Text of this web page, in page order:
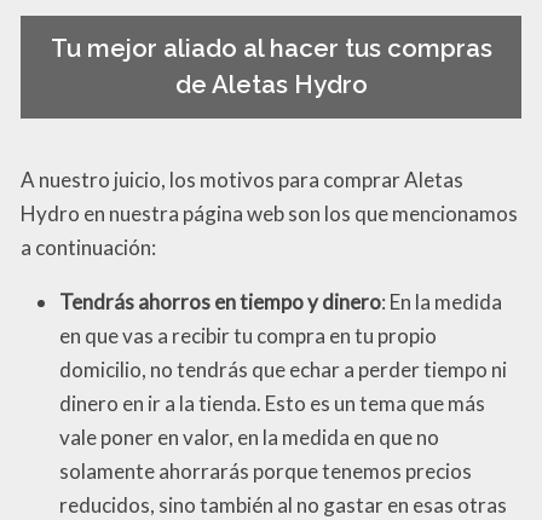
Tu mejor aliado al hacer tus compras
de Aletas Hydro
A nuestro juicio, los motivos para comprar Aletas
Hydro en nuestra página web son los que mencionamos
a continuación:
Tendrás ahorros en tiempo y dinero: En la medida
en que vas a recibir tu compra en tu propio
domicilio, no tendrás que echar a perder tiempo ni
dinero en ir a la tienda. Esto es un tema que más
vale poner en valor, en la medida en que no
solamente ahorrarás porque tenemos precios
reducidos, sino también al no gastar en esas otras